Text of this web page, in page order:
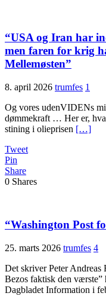
“USA og Iran har
men faren for krig
Mellemøsten”
8. april 2026 trumfes 1
Og vores udenVIDENs
dømmekraft … Her er,
stining i olieprisen […]
Tweet
Pin
Share
0 Shares
“Washington Post
25. marts 2026 trumfes 4
Det skriver Peter Andreas
Bezos faktisk den værste”
Dagbladet Information i